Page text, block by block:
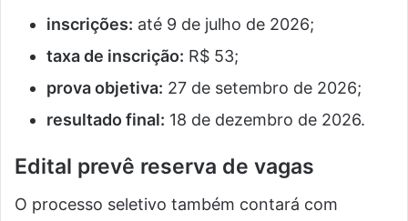
inscrições: até 9 de julho de 2026;
taxa de inscrição: R$ 53;
prova objetiva: 27 de setembro de 2026;
resultado final: 18 de dezembro de 2026.
Edital prevê reserva de vagas
O processo seletivo também contará com